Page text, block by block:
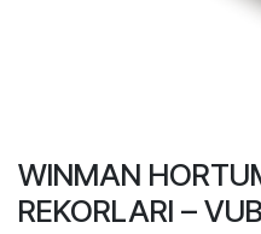
WINMAN
REKORLARI –